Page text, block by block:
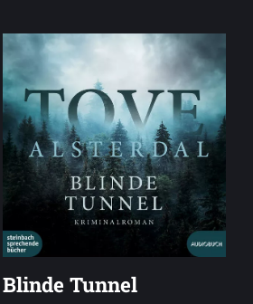
Blinde Tunnel